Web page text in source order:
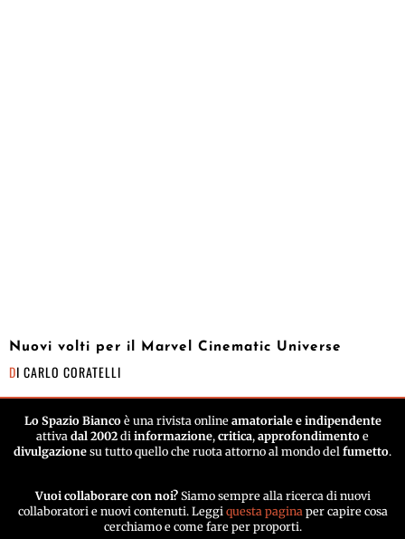
Nuovi volti per il Marvel Cinematic Universe
DI CARLO CORATELLI
Lo Spazio Biancoè una rivista online amatoriale e indipendente
attiva dal 2002 di informazione, critica, approfondimento e
divulgazione su tutto quello che ruota attorno al mondo del fumetto.
Vuoi collaborare con noi? Siamo sempre alla ricerca di nuovi
collaboratori e nuovi contenuti. Leggi questa pagina per capire cosa
cerchiamo e come fare per proporti.